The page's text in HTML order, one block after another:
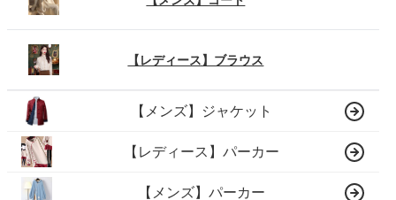
【レディース】ブラウス
【メンズ】ジャケット
【レディース】パーカー
【メンズ】パーカー